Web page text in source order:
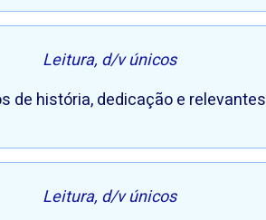
Leitura, d/v únicos
de história, dedicação e relevantes
Leitura, d/v únicos